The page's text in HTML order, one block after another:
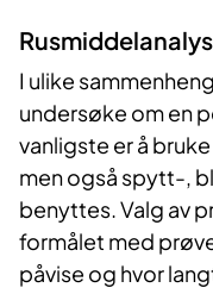
I ulike
undersøke om en
vanligste er å
men også spytt-,
benyttes. Valg av
formålet med
påvise og hvor